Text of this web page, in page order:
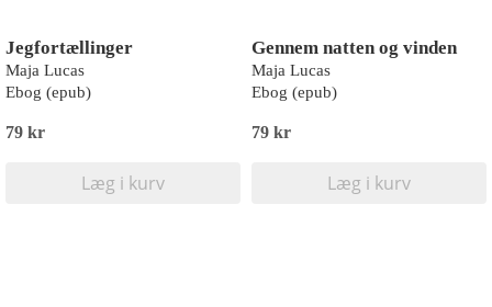
Jegfortællinger
Maja Lucas
Ebog (epub)
79 kr
Læg i kurv
Gennem natten og vinden
Maja Lucas
Ebog (epub)
79 kr
Læg i kurv